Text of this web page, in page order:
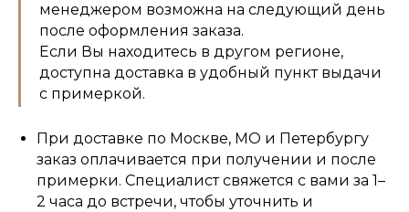
менеджером возможна на следующий день
после оформления заказа.
Если Вы находитесь в другом регионе,
доступна доставка в удобный пункт выдачи
с примеркой.
При доставке по Москве, МО и Петербургу
заказ оплачивается при получении и после
примерки. Специалист свяжется с вами за 1–
2 часа до встречи, чтобы уточнить и